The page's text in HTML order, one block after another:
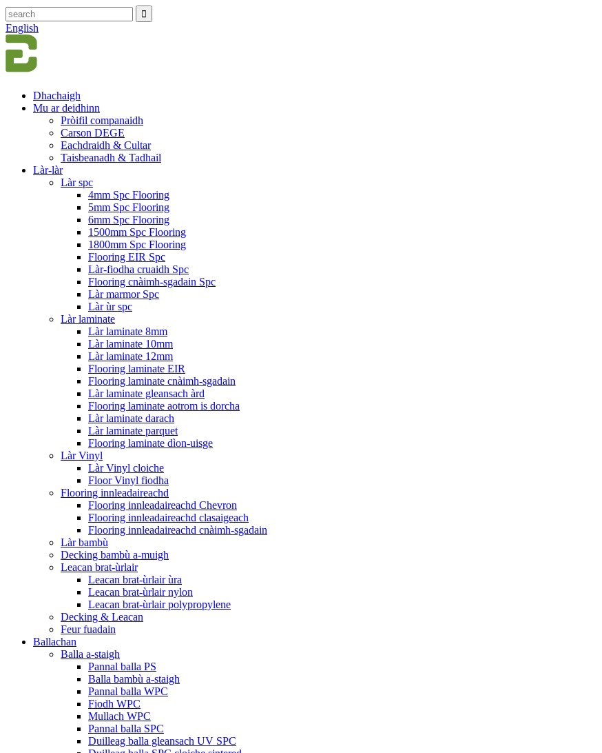
English
Dhachaigh
Mu ar deidhinn
Pròifil companaidh
Carson DEGE
Eachdraidh & Cultar
Taisbeanadh & Tadhail
Làr-làr
Làr spc
4mm Spc Flooring
5mm Spc Flooring
6mm Spc Flooring
1500mm Spc Flooring
1800mm Spc Flooring
Flooring EIR Spc
Làr-fiodha cruaidh Spc
Flooring cnàimh-sgadain Spc
Làr marmor Spc
Làr ùr spc
Làr laminate
Làr laminate 8mm
Làr laminate 10mm
Làr laminate 12mm
Flooring laminate EIR
Flooring laminate cnàimh-sgadain
Làr laminate gleansach àrd
Flooring laminate aotrom is dorcha
Làr laminate darach
Làr laminate parquet
Flooring laminate dìon-uisge
Làr Vinyl
Làr Vinyl cloiche
Floor Vinyl fiodha
Flooring innleadaireachd
Flooring innleadaireachd Chevron
Flooring innleadaireachd clasaigeach
Flooring innleadaireachd cnàimh-sgadain
Làr bambù
Decking bambù a-muigh
Leacan brat-ùrlair
Leacan brat-ùrlair ùra
Leacan brat-ùrlair nylon
Leacan brat-ùrlair polypropylene
Decking & Leacan
Feur fuadain
Ballachan
Balla a-staigh
Pannal balla PS
Balla bambù a-staigh
Pannal balla WPC
Fiodh WPC
Mullach WPC
Pannal balla SPC
Duilleag balla gleansach UV SPC